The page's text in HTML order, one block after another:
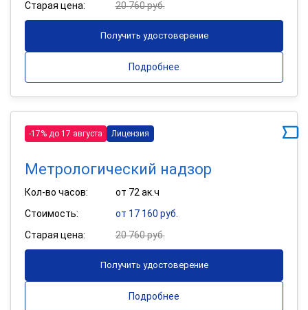
Старая цена: 20 760 руб.
Получить удостоверение
Подробнее
-17% до 17 августа Лицензия
Метрологический надзор
Кол-во часов:
от 72 ак.ч
Стоимость:
от 17 160 руб.
Старая цена:
20 760 руб.
Получить удостоверение
Подробнее